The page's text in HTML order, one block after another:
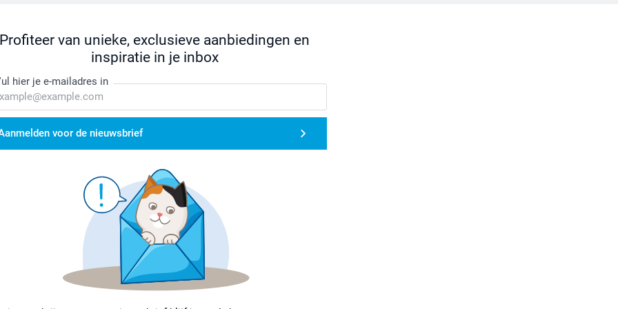
Profiteer van unieke, exclusieve aanbiedingen en
inspiratie in je inbox
hier je e-mailadres in
voor de nieuwsbrief